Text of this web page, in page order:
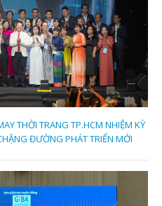
THỜI TRANG TP.HCM NHIỆM KỲ
ĐƯỜNG PHÁT TRIỂN MỚI